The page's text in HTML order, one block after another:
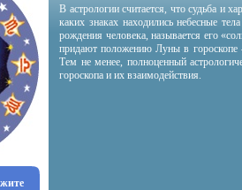
В астрологии считается, что судьба и
каких знаках находились небесные
рождения человека, называется его
придают положению Луны в
Тем не менее, полноценный
гороскопа и их взаимодействия.